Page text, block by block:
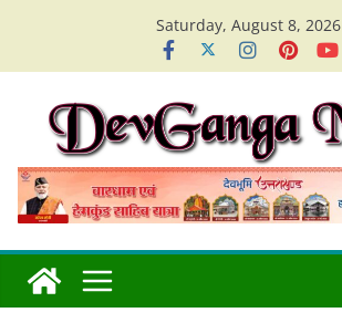
content
Saturday, August 8, 2026